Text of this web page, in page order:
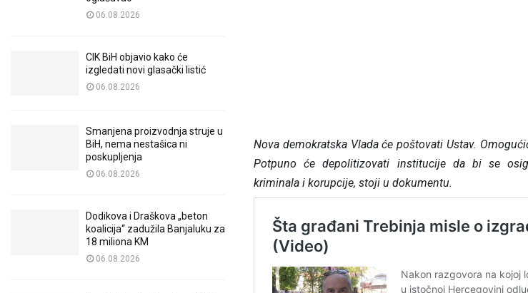
Nova demokratska Vlada će poštovati Ustav.
Potpuno će depolitizovati institucije da bi se
kriminala i korupcije, stoji u dokumentu.
06.08.2026
CIK BiH objavio kako će
izgledati novi glasački listić
06.08.2026
Smanjena proizvodnja struje u
BiH, nema nestašica ni
poskupljenja
06.08.2026
Dodikova i Draškova „beton
koalicija“ zadužila Banjaluku za
18 miliona KM
06.08.2026